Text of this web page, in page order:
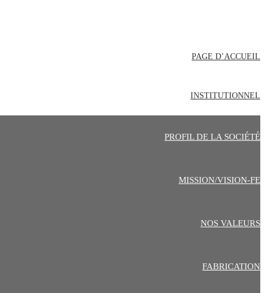
PAGE D’ACCUEIL
INSTITUTIONNEL
PROFIL DE LA SOCIÉTÉ
MISSION/VISION-FE
NOS VALEURS
FABRICATION